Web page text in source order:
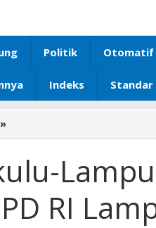
Politik Otomatif
Indeks Standar
»
DJP
Lampung
Perkuat
Sinergi
dengan
RI